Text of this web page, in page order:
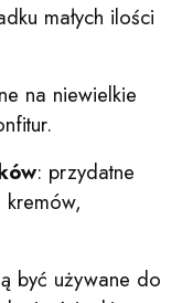
małych ilości
na niewielkie
: przydatne
być używane do